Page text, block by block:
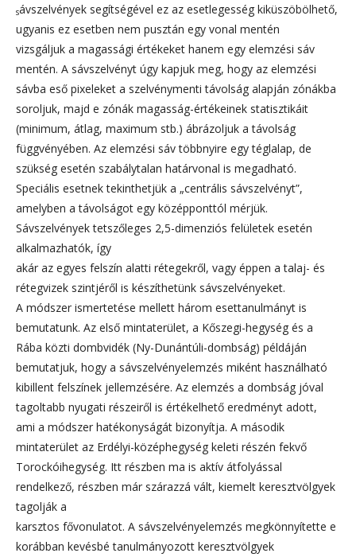
sávszelvények segítségével ez az esetlegesség kiküszöbölhető,
ugyanis ez esetben nem pusztán egy vonal mentén
vizsgáljuk a magassági értékeket hanem egy elemzési sáv
mentén. A sávszelvényt úgy kapjuk meg, hogy az elemzési
sávba eső pixeleket a szelvénymenti távolság alapján zónákba
soroljuk, majd e zónák magasság-értékeinek statisztikáit
(minimum, átlag, maximum stb.) ábrázoljuk a távolság
függvényében. Az elemzési sáv többnyire egy téglalap, de
szükség esetén szabálytalan határvonal is megadható.
Speciális esetnek tekinthetjük a „centrális sávszelvényt”,
amelyben a távolságot egy középponttól mérjük.
Sávszelvények tetszőleges 2,5-dimenziós felületek esetén
alkalmazhatók, így
akár az egyes felszín alatti rétegekről, vagy éppen a talaj- és
rétegvizek szintjéről is készíthetünk sávszelvényeket.
A módszer ismertetése mellett három esettanulmányt is
bemutatunk. Az első mintaterület, a Kőszegi-hegység és a
Rába közti dombvidék (Ny-Dunántúli-dombság) példáján
bemutatjuk, hogy a sávszelvényelemzés miként használható
kibillent felszínek jellemzésére. Az elemzés a dombság jóval
tagoltabb nyugati részeiről is értékelhető eredményt adott,
ami a módszer hatékonyságát bizonyítja. A második
mintaterület az Erdélyi-középhegység keleti részén fekvő
Torockóihegység. Itt részben ma is aktív átfolyással
rendelkező, részben már szárazzá vált, kiemelt keresztvölgyek
tagolják a
karsztos fővonulatot. A sávszelvényelemzés megkönnyítette e
korábban kevésbé tanulmányozott keresztvölgyek